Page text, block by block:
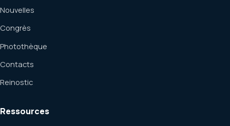
Nouvelles
Congrès
Photothèque
Contacts
Reinostic
Ressources